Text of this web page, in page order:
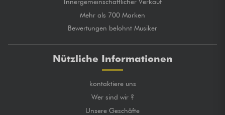
Mehr als 700 Marken
Bewertungen belohnt Musiker
Nützliche Informationen
kontaktiere uns
Wer sind wir ?
Unsere Geschäfte